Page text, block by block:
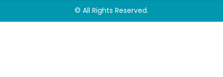
© All Rights Reserved.